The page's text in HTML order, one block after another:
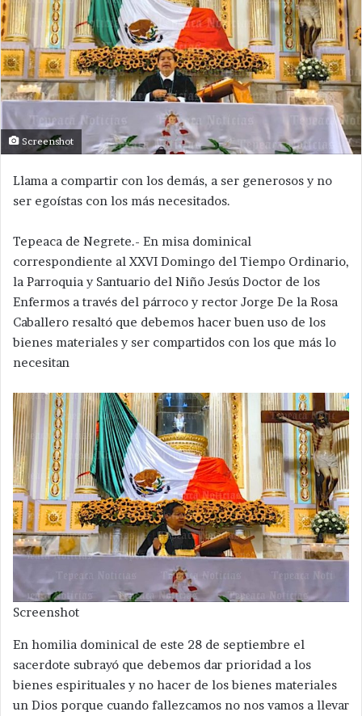
Screenshot
Llama a compartir con los demás, a ser generosos y no
ser egoístas con los más necesitados.
Tepeaca de Negrete.- En misa dominical
correspondiente al XXVI Domingo del Tiempo Ordinario,
la Parroquia y Santuario del Niño Jesús Doctor de los
Enfermos a través del párroco y rector Jorge De la Rosa
Caballero resaltó que debemos hacer buen uso de los
bienes materiales y ser compartidos con los que más lo
necesitan
Screenshot
En homilia dominical de este 28 de septiembre el
sacerdote subrayó que debemos dar prioridad a los
bienes espirituales y no hacer de los bienes materiales
un Dios porque cuando fallezcamos no nos vamos a llevar